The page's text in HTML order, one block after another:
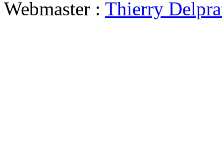
Webmaster : Thierry